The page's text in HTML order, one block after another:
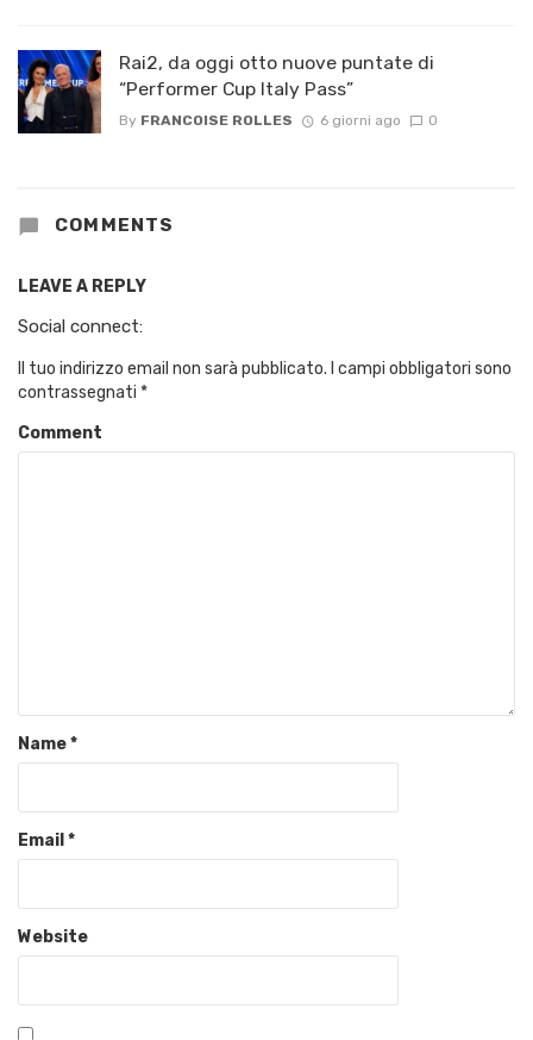
Rai2, da oggi otto nuove puntate di
“Performer Cup Italy Pass”
By FRANCOISE ROLLES 6 giorni ago 0
COMMENTS
LEAVE A REPLY
Social connect:
Il tuo indirizzo email non sarà pubblicato. I campi obbligatori sono
contrassegnati *
Comment
Name*
Email*
Website